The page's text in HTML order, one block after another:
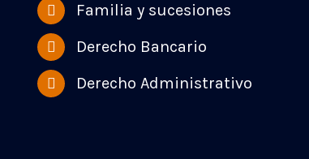
Familia y sucesiones
Derecho Bancario
Derecho Administrativo